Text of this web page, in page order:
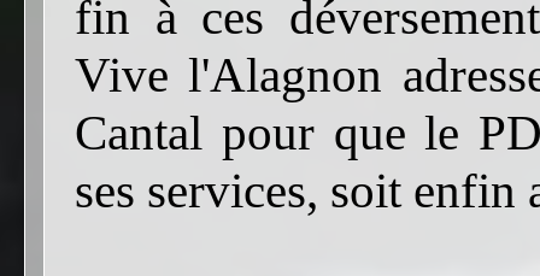
fin à ces
Vive l'Alagnon
Cantal pour que le
ses services, soit enfin